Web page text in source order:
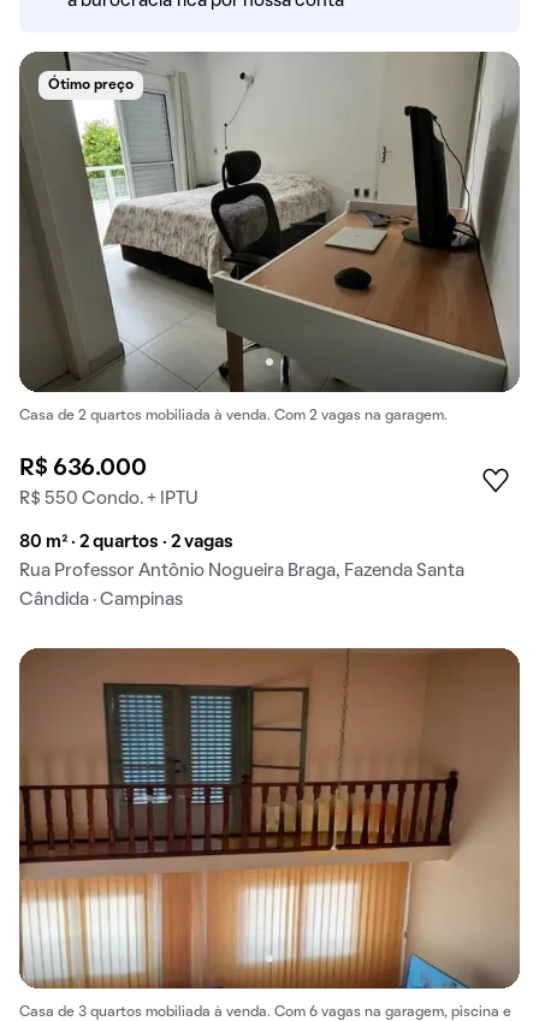
Ótimo preço
Casa de 2 quartos mobiliada à venda. Com 2 vagas na garagem.
R$ 636.000
R$ 550 Condo. + IPTU
80 m² · 2 quartos · 2 vagas
Rua Professor Antônio Nogueira Braga, Fazenda Santa
Cândida · Campinas
Casa de 3 quartos mobiliada à venda. Com 6 vagas na garagem, piscina e